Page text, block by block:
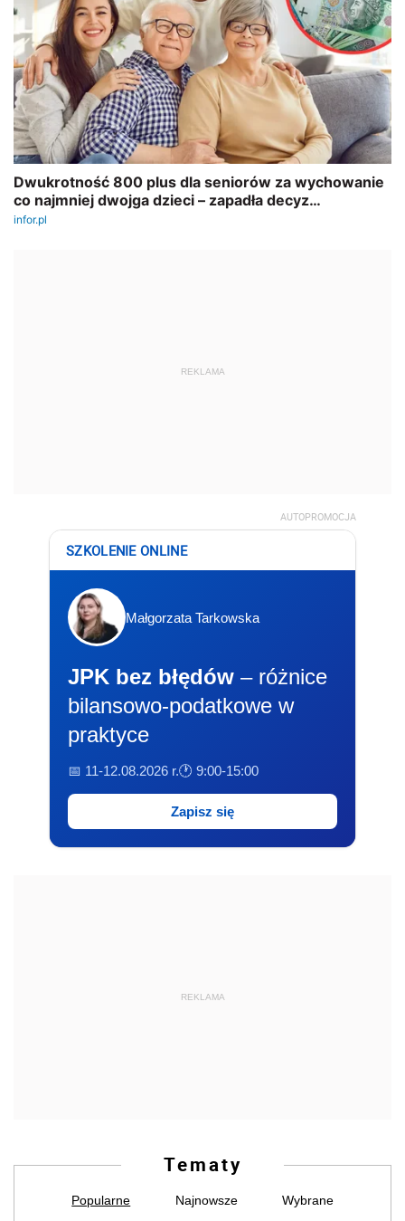
REKLAMA
AUTOPROMOCJA
SZKOLENIE ONLINE
Małgorzata Tarkowska
JPK bez błędów – różnice
bilansowo-podatkowe w
praktyce
📅 11-12.08.2026 r.🕐 9:00-15:00
Zapisz się
REKLAMA
Tematy
Popularne Najnowsze Wybrane